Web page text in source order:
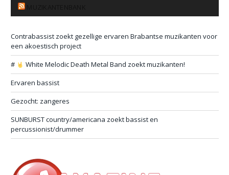
Contrabassist zoekt gezellige ervaren Brabantse muzikanten voor
een akoestisch project
#
White Melodic Death Metal Band zoekt muzikanten!
Ervaren bassist
Gezocht: zangeres
SUNBURST country/americana zoekt bassist en
percussionist/drummer